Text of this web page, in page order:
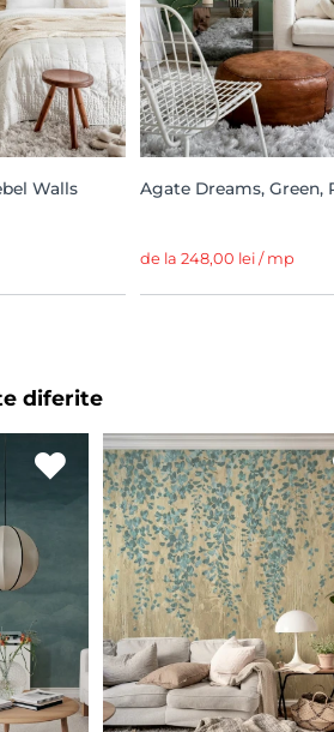
Walls Agate Dreams, Green,
de la 248,00 lei / mp
diferite